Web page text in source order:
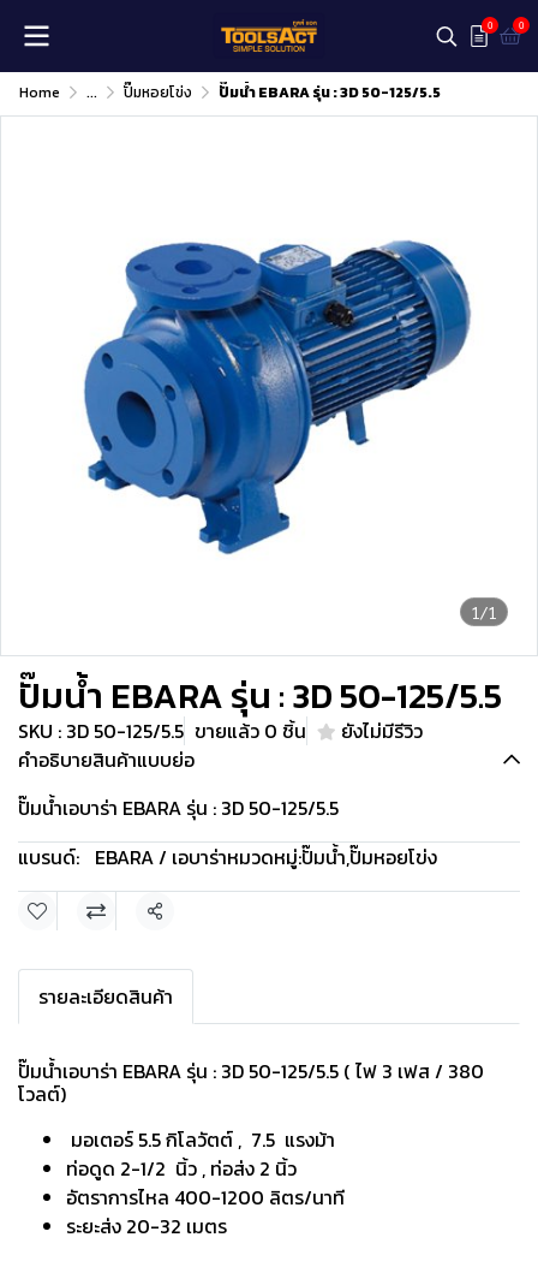
0 0
Home ... ปั๊มหอยโข่ง ปั๊มน้ำ EBARA รุ่น : 3D 50-125/5.5
1/1
ปั๊มน้ำ EBARA รุ่น : 3D 50-125/5.5
SKU : 3D 50-125/5.5 ขายแล้ว 0 ชิ้น
ยังไม่มีรีวิว
คำอธิบายสินค้าแบบย่อ
ปั๊มน้ำเอบาร่า EBARA รุ่น : 3D 50-125/5.5
แบรนด์: EBARA / เอบาร่าหมวดหมู่:ปั๊มน้ำ,ปั๊มหอยโข่ง
แชร์
รายละเอียดสินค้า
ปั๊มน้ำเอบาร่า EBARA รุ่น : 3D 50-125/5.5 ( ไฟ 3 เฟส / 380
โวลต์)
มอเตอร์ 5.5 กิโลวัตต์ , 7.5 แรงม้า
ท่อดูด 2-1/2 นิ้ว , ท่อส่ง 2 นิ้ว
อัตราการไหล 400-1200 ลิตร/นาที
ระยะส่ง 20-32 เมตร